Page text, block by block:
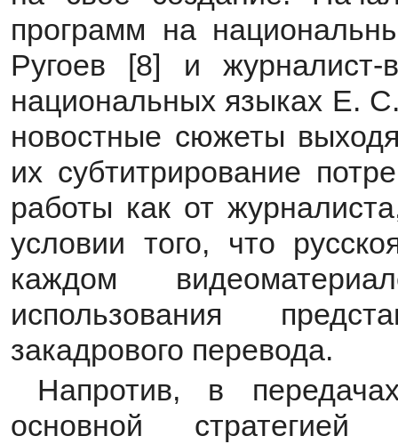
программ на
Ругоев [8] и
национальных языках Е.
новостные сюжеты
их субтитрирование
работы как от
условии того, что
каждом
использования
закадрового перевода.
Напротив, в
основной